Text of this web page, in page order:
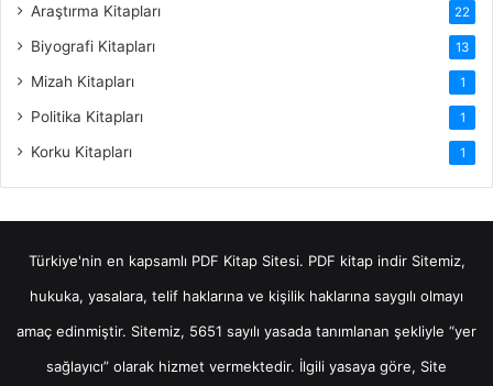
Araştırma Kitapları 22
Biyografi Kitapları 13
Mizah Kitapları 1
Politika Kitapları 1
Korku Kitapları 1
Türkiye'nin en kapsamlı PDF Kitap Sitesi. PDF kitap indirSitemiz,
hukuka, yasalara, telif haklarına ve kişilik haklarına saygılı olmayı
amaç edinmiştir. Sitemiz, 5651 sayılı yasada tanımlanan şekliyle “yer
sağlayıcı” olarak hizmet vermektedir. İlgili yasaya göre, Site